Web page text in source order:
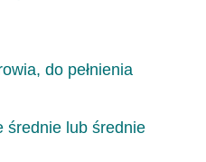
do pełnienia
średnie lub średnie